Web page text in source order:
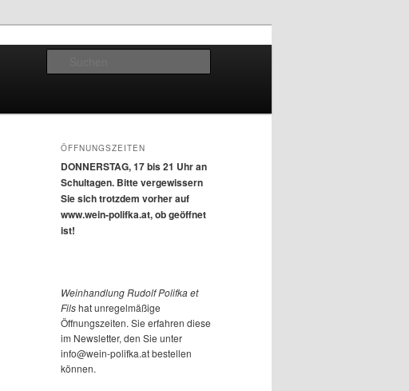
ÖFFNUNGSZEITEN
DONNERSTAG, 17 bis 21 Uhr an
Schultagen. Bitte vergewissern
Sie sich trotzdem vorher auf
www.wein-polifka.at, ob geöffnet
ist!
Weinhandlung Rudolf Polifka et
Filshat unregelmäßige
Öffnungszeiten. Sie erfahren diese
im Newsletter, den Sie unter
info@wein-polifka.at bestellen
können.